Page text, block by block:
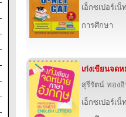
เอ็กซเปอร์เ
การศึกษา
เก่งเขียนจด
สุรีรัตน์ ทอง
เอ็กซเปอร์เ